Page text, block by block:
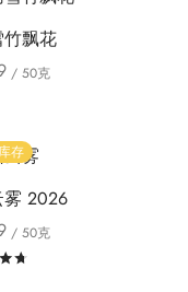
飘花
/ 50克
存
2026
/ 50克